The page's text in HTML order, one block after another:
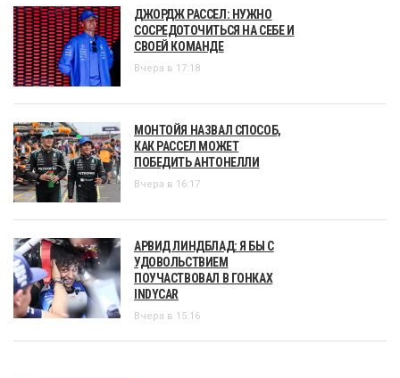
ДЖОРДЖ РАССЕЛ: НУЖНО
СОСРЕДОТОЧИТЬСЯ НА СЕБЕ И
СВОЕЙ КОМАНДЕ
Вчера в 17:18
МОНТОЙЯ НАЗВАЛ СПОСОБ,
КАК РАССЕЛ МОЖЕТ
ПОБЕДИТЬ АНТОНЕЛЛИ
Вчера в 16:17
АРВИД ЛИНДБЛАД: Я БЫ С
УДОВОЛЬСТВИЕМ
ПОУЧАСТВОВАЛ В ГОНКАХ
INDYCAR
Вчера в 15:16